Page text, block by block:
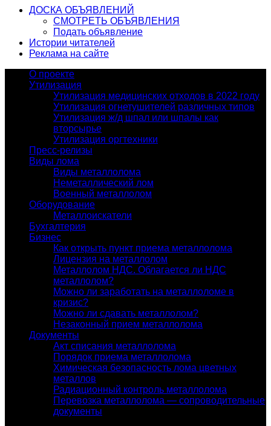
ДОСКА ОБЪЯВЛЕНИЙ
СМОТРЕТЬ ОБЪЯВЛЕНИЯ
Подать объявление
Истории читателей
Реклама на сайте
О проекте
Утилизация
Утилизация медицинских отходов в 2022 году
Утилизация огнетушителей различных типов
Утилизация ж/д шпал или шпалы как
вторсырье
Утилизация оргтехники
Пресс-релизы
Виды лома
Виды металлолома
Неметаллический лом
Военный металлолом
Оборудование
Металлоискатели
Бухгалтерия
Бизнес
Как открыть пункт приема металлолома
Лицензия на металлолом
Металлолом НДС. Облагается ли НДС
металлолом?
Можно ли заработать на металлоломе в
кризис?
Можно ли сдавать металлолом?
Незаконный прием металлолома
Документы
Акт списания металлолома
Порядок приема металлолома
Химическая безопасность лома цветных
металлов
Радиационный контроль металлолома
Перевозка металлолома — сопроводительные
документы